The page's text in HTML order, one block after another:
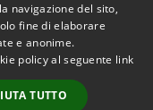
© 2026 • Comune di
• Powered by
•
Accesso
navigazione del sito,
fine di elaborare
e anonime.
policy al seguente link
TUTTO